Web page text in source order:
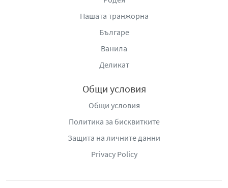
Нашата транжорна
Българе
Ванила
Деликат
Общи условия
Общи условия
Политика за бисквитките
Защита на личните данни
Privacy Policy